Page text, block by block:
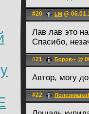
#20 LM @
Лав лав это
Спасибо,
#21 Боров-- @
Автор, могу
#22